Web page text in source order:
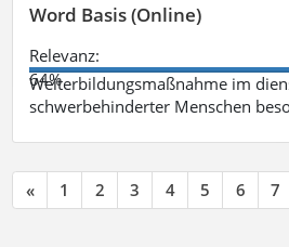
Word Basis (Online)
Relevanz:
64%
Weiterbildungsmaßnahme im
schwerbehinderter Menschen
« 1 2 3 4 5 6 7